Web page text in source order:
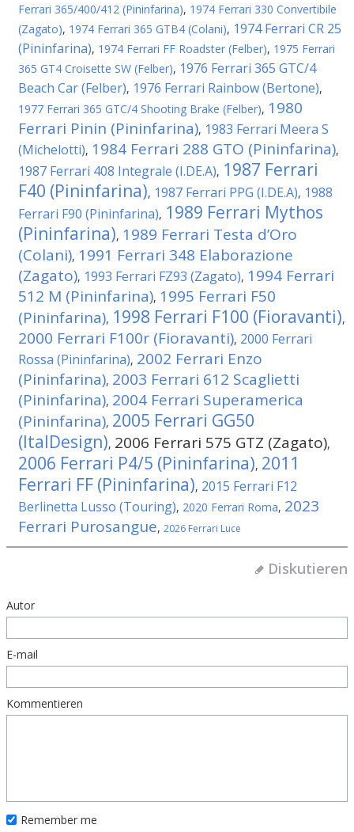
Ferrari 365/400/412 (Pininfarina), 1974 Ferrari 330 Convertibile
(Zagato), 1974 Ferrari 365 GTB4 (Colani), 1974 Ferrari CR 25
(Pininfarina), 1974 Ferrari FF Roadster (Felber), 1975 Ferrari
365 GT4 Croisette SW (Felber), 1976 Ferrari 365 GTC/4
Beach Car (Felber), 1976 Ferrari Rainbow (Bertone),
1977 Ferrari 365 GTC/4 Shooting Brake (Felber), 1980
Ferrari Pinin (Pininfarina), 1983 Ferrari Meera S
(Michelotti), 1984 Ferrari 288 GTO (Pininfarina),
1987 Ferrari 408 Integrale (I.DE.A), 1987 Ferrari
F40 (Pininfarina), 1987 Ferrari PPG (I.DE.A), 1988
Ferrari F90 (Pininfarina), 1989 Ferrari Mythos
(Pininfarina), 1989 Ferrari Testa d’Oro
(Colani), 1991 Ferrari 348 Elaborazione
(Zagato), 1993 Ferrari FZ93 (Zagato), 1994 Ferrari
512 M (Pininfarina), 1995 Ferrari F50
(Pininfarina), 1998 Ferrari F100 (Fioravanti),
2000 Ferrari F100r (Fioravanti), 2000 Ferrari
Rossa (Pininfarina), 2002 Ferrari Enzo
(Pininfarina), 2003 Ferrari 612 Scaglietti
(Pininfarina), 2004 Ferrari Superamerica
(Pininfarina), 2005 Ferrari GG50
(ItalDesign), 2006 Ferrari 575 GTZ (Zagato),
2006 Ferrari P4/5 (Pininfarina), 2011
Ferrari FF (Pininfarina), 2015 Ferrari F12
Berlinetta Lusso (Touring), 2020 Ferrari Roma, 2023
Ferrari Purosangue, 2026 Ferrari Luce
Diskutieren
Autor
E-mail
Kommentieren
Remember me